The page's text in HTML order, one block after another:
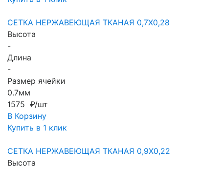
СЕТКА НЕРЖАВЕЮЩАЯ ТКАНАЯ 0,7X0,28
Высота
-
Длина
-
Размер ячейки
0.7мм
1575 ₽/шт
В Корзину
Купить в 1 клик
СЕТКА НЕРЖАВЕЮЩАЯ ТКАНАЯ 0,9X0,22
Высота